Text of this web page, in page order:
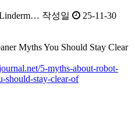
작성일
25-11-30
Myths You Should Stay Clear
5-myths-about-robot-
should-stay-clear-of